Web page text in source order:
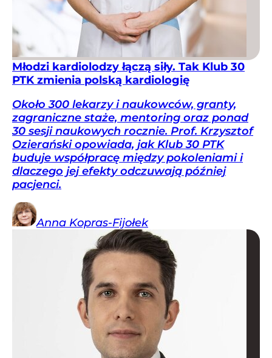
Młodzi kardiolodzy łączą siły. Tak Klub 30
PTK zmienia polską kardiologię
Około 300 lekarzy i naukowców, granty,
zagraniczne staże, mentoring oraz ponad
30 sesji naukowych rocznie. Prof. Krzysztof
Ozierański opowiada, jak Klub 30 PTK
buduje współpracę między pokoleniami i
dlaczego jej efekty odczuwają później
pacjenci.
Anna Kopras-Fijołek